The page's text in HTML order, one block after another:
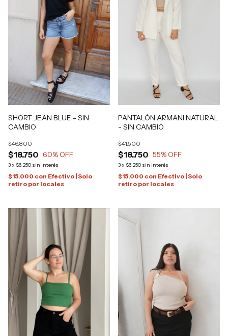
SHORT JEAN BLUE - SIN
CAMBIO
$18.750
$46.800
60% OFF
3x $6.250 sin interés
$15.000 con Efectivo | Solo
retiro por locales
PANTALÓN ARMANI NATURAL
- SIN CAMBIO
$18.750
$41.500
55% OFF
3x $6.250 sin interés
$15.000 con Efectivo | Solo
retiro por locales